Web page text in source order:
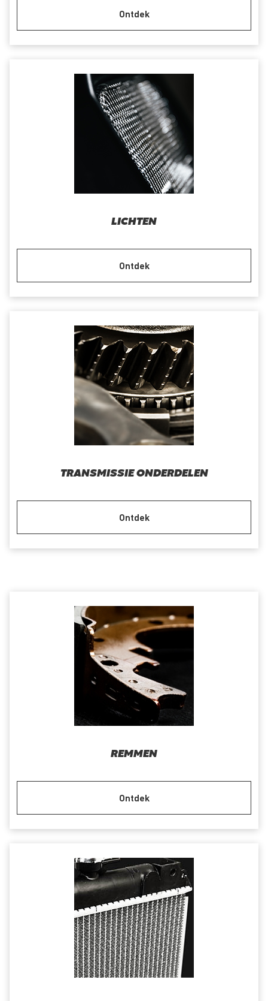
Ontdek
LICHTEN
Ontdek
TRANSMISSIE ONDERDELEN
Ontdek
REMMEN
Ontdek